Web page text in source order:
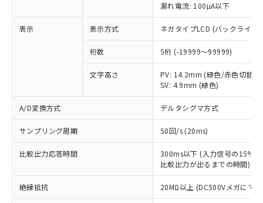
漏れ電流: 100µA以下
表示 表示方式 ネガタイプLCD (バックライト
桁数 5桁 (-19999～99999)
文字高さ
PV: 14.2mm (緑色/赤色切替)
SV: 4.9mm (緑色)
A/D変換方式 デルタシグマ方式
サンプリング周期 50回/s (20ms)
比較出力応答時間
300ms以下 (入力信号の15%
比較出力が出るまでの時間)
絶縁抵抗 20MΩ以上 (DC500Vメガにて)
ことをご了承ください。
在庫状況および標準価格照会結果は、
記載している更新日時点での社内デー
タに基づき作成されるものであり、閲
覧された時点での実際の在庫および標
準価格とは異なる場合があることをご
了承ください。
正式な納期状況および標準価格はお客
ムロン制御機器販売店・当社販売員に
ご相談ください。
オムロン制御機器販売店や当社販売拠
点は「
販売ネットワーク
」をご確認
在庫状況および標準価格結果を当社の
事前の承諾なく第三者に漏洩または開
示しないようお願いします。
むを得ず変更することがあります。
*EU RoHS指令（10物質）：
鉛(Pb) 1000ppm以下、 水銀(Hg) 1000ppm以下、 カド
ミウム(Cd) 100ppm以下、
(PBDE) 1000ppm以下、フタル酸ビス(2-エチルヘキシ
ル) (DEHP)(別名：DOP) 1000ppm以下、フタル酸ブチ
ルベンジル（BBP） 1000ppm以下、フタル酸ジブチル
（DBP） 1000ppm以下、フタル酸ジイソブチル
(DIBP) 1000ppm以下
但し、RoHS指令で産業用監視および制御機器に対する
適用除外項目は除く。
※2 対応予定月
「－」：未確認です。当社販売部門へお問
Pb(鉛) :1000ppm、 Hg(水銀) : 1000ppm、 Cd(カドミウ
Cr(Ⅵ)(六価クロム) : 1000ppm、 PBBs(ポリ臭化ビフェ
ニル類) : 1000ppm、 PBDEs(ポリ臭化ジフェニルエーテ
DBP(フタル酸ジブチル) : 1000ppm、 DIBP(フタル酸ジ
イソブチル) : 1000ppm、 BBP(フタル酸ブチルベンジ
ル) : 1000ppm、
※2 環境保護使用期限
「ｅ」：有害物質（10物質）のすべてが基
準値以下であることを示します。
為替および外国貿易法に定める商品
（以下｢規制貨物等」という）を輸出
または国外への提供する場合は、日本
国政府の輸出許可(または役務取引許
可)を取得するなどの必要な手続きを
とります。
当社は規制貨物を破棄する場合は、完
全に破砕するなど、違法に輸出されな
いよう必要な手段を講じます。
当社は貴社製品を、核兵器、ミサイ
ル、化学兵器、生物兵器またはその他
使用いたしません。
当社は、貴社製品を第三者に販売する
場合は、上記1、2および3の内容を当
該第三者に通知します。また当社は、
一定数以上の在庫あり
△ 一定数には満たないが在庫あり
－
在庫なし(最新の在庫状況につ
いては、お客様のお取引先、ま
たはお客様担当のオムロン制御
機器販売店・当社販売員にご確